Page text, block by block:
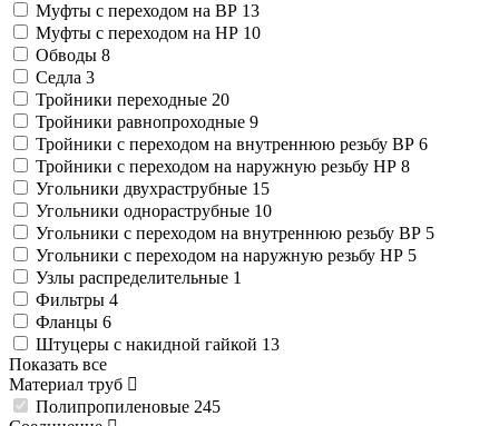
Муфты с переходом на ВР 13
Муфты с переходом на НР 10
Обводы 8
Седла 3
Тройники переходные 20
Тройники равнопроходные 9
Тройники с переходом на внутреннюю резьбу ВР 6
Тройники с переходом на наружную резьбу НР 8
Угольники двухраструбные 15
Угольники однораструбные 10
Угольники с переходом на внутреннюю резьбу ВР 5
Угольники с переходом на наружную резьбу НР 5
Узлы распределительные 1
Фильтры 4
Фланцы 6
Штуцеры с накидной гайкой 13
Показать все
Материал труб
Полипропиленовые 245